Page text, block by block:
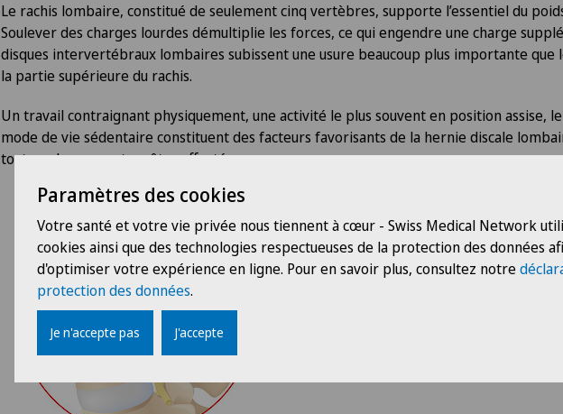
Le rachis lombaire, constitué de seulement cinq vertèbres, supporte l’essentiel du
Soulever des charges lourdes démultiplie les forces, ce qui engendre une charge
disques intervertébraux lombaires subissent une usure beaucoup plus importante que
la partie supérieure du rachis.
Un travail contraignant physiquement, une activité le plus souvent en position assise,
mode de vie sédentaire constituent des facteurs favorisants de la hernie discale
tout un chacun peut en être affecté.
Paramètres des cookies
Votre santé et votre vie privée nous tiennent à cœur - Swiss Medical Network
cookies ainsi que des technologies respectueuses de la protection des données
d'optimiser votre expérience en ligne. Pour en savoir plus, consultez notre
protection des données.
Je n'accepte pas J'accepte